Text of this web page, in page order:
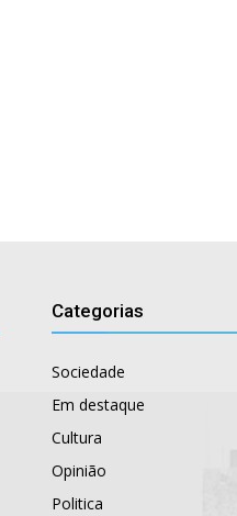
Categorias
Sociedade
Em destaque
Cultura
Opinião
Politica